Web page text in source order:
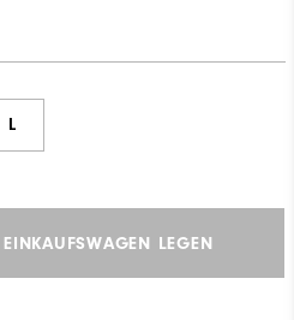
L
LEGEN